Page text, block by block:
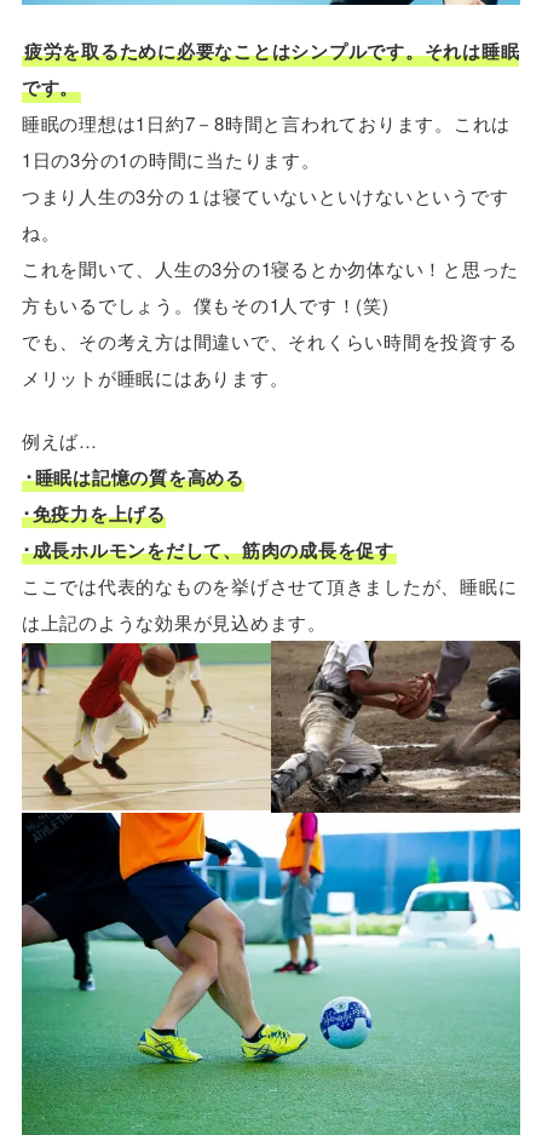
疲労を取るために必要なことはシンプルです。それは睡眠
です。
睡眠の理想は1日約7－8時間と言われております。これは
1日の3分の1の時間に当たります。
つまり人生の3分の１は寝ていないといけないというです
ね。
これを聞いて、人生の3分の1寝るとか勿体ない！と思った
方もいるでしょう。僕もその1人です！(笑)
でも、その考え方は間違いで、それくらい時間を投資する
メリットが睡眠にはあります。
例えば…
･睡眠は記憶の質を高める
･免疫力を上げる
･成長ホルモンをだして、筋肉の成長を促す
ここでは代表的なものを挙げさせて頂きましたが、睡眠に
は上記のような効果が見込めます。